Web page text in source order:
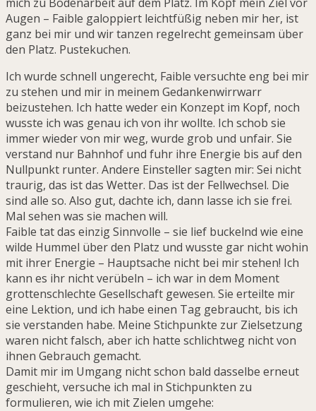
Augen – Faible galoppiert leichtfüßig neben mir her, ist
ganz bei mir und wir tanzen regelrecht gemeinsam über
den Platz. Pustekuchen.
Ich wurde schnell ungerecht, Faible versuchte eng bei mir
zu stehen und mir in meinem Gedankenwirrwarr
beizustehen. Ich hatte weder ein Konzept im Kopf, noch
wusste ich was genau ich von ihr wollte. Ich schob sie
immer wieder von mir weg, wurde grob und unfair. Sie
verstand nur Bahnhof und fuhr ihre Energie bis auf den
Nullpunkt runter. Andere Einsteller sagten mir: Sei nicht
traurig, das ist das Wetter. Das ist der Fellwechsel. Die
sind alle so. Also gut, dachte ich, dann lasse ich sie frei.
Mal sehen was sie machen will.
Faible tat das einzig Sinnvolle – sie lief buckelnd wie eine
wilde Hummel über den Platz und wusste gar nicht wohin
mit ihrer Energie – Hauptsache nicht bei mir stehen! Ich
kann es ihr nicht verübeln – ich war in dem Moment
grottenschlechte Gesellschaft gewesen. Sie erteilte mir
eine Lektion, und ich habe einen Tag gebraucht, bis ich
sie verstanden habe. Meine Stichpunkte zur Zielsetzung
waren nicht falsch, aber ich hatte schlichtweg nicht von
ihnen Gebrauch gemacht.
Damit mir im Umgang nicht schon bald dasselbe erneut
geschieht, versuche ich mal in Stichpunkten zu
formulieren, wie ich mit Zielen umgehe: